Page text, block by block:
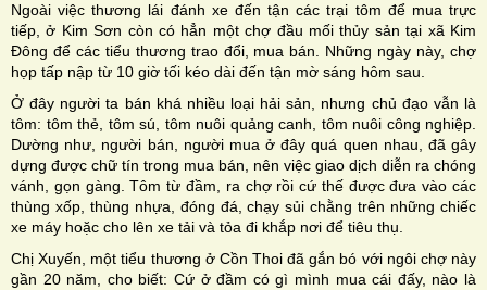
Ngoài việc thương lái đánh xe đến tận các trại tôm để mua trực
tiếp, ở Kim Sơn còn có hẳn một chợ đầu mối thủy sản tại xã Kim
Đông để các tiểu thương trao đổi, mua bán. Những ngày này, chợ
họp tấp nập từ 10 giờ tối kéo dài đến tận mờ sáng hôm sau.
Ở đây người ta bán khá nhiều loại hải sản, nhưng chủ đạo vẫn là
tôm: tôm thẻ, tôm sú, tôm nuôi quảng canh, tôm nuôi công nghiệp.
Dường như, người bán, người mua ở đây quá quen nhau, đã gây
dựng được chữ tín trong mua bán, nên việc giao dịch diễn ra chóng
vánh, gọn gàng. Tôm từ đầm, ra chợ rồi cứ thế được đưa vào các
thùng xốp, thùng nhựa, đóng đá, chạy sủi chằng trên những chiếc
xe máy hoặc cho lên xe tải và tỏa đi khắp nơi để tiêu thụ.
Chị Xuyến, một tiểu thương ở Cồn Thoi đã gắn bó với ngôi chợ này
gần 20 năm, cho biết: Cứ ở đầm có gì mình mua cái đấy, nào là